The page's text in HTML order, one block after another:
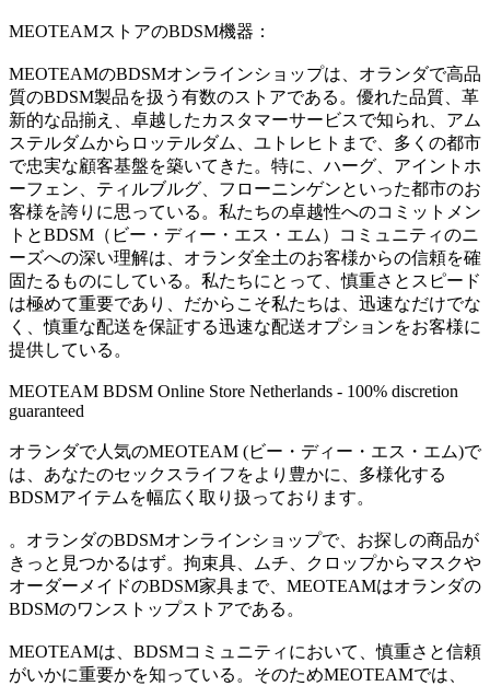
MEOTEAMストアのBDSM機器：
MEOTEAMのBDSMオンラインショップは、オランダで高品
質のBDSM製品を扱う有数のストアである。優れた品質、革
新的な品揃え、卓越したカスタマーサービスで知られ、アム
ステルダムからロッテルダム、ユトレヒトまで、多くの都市
で忠実な顧客基盤を築いてきた。特に、ハーグ、アイントホ
ーフェン、ティルブルグ、フローニンゲンといった都市のお
客様を誇りに思っている。私たちの卓越性へのコミットメン
トとBDSM（ビー・ディー・エス・エム）コミュニティのニ
ーズへの深い理解は、オランダ全土のお客様からの信頼を確
固たるものにしている。私たちにとって、慎重さとスピード
は極めて重要であり、だからこそ私たちは、迅速なだけでな
く、慎重な配送を保証する迅速な配送オプションをお客様に
提供している。
MEOTEAM BDSM Online Store Netherlands - 100% discretion
guaranteed
オランダで人気のMEOTEAM (ビー・ディー・エス・エム)で
は、あなたのセックスライフをより豊かに、多様化する
BDSMアイテムを幅広く取り扱っております。
。オランダのBDSMオンラインショップで、お探しの商品が
きっと見つかるはず。拘束具、ムチ、クロップからマスクや
オーダーメイドのBDSM家具まで、MEOTEAMはオランダの
BDSMのワンストップストアである。
MEOTEAMは、BDSMコミュニティにおいて、慎重さと信頼
がいかに重要かを知っている。そのためMEOTEAMでは、